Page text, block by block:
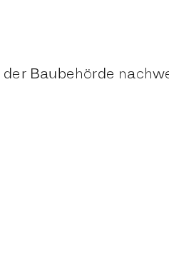
Baubehörde